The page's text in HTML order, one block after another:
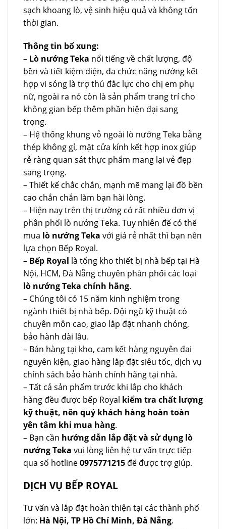
sạch khoang lò, vệ sinh hiệu quả và không tốn
thời gian.
Thông tin bổ xung:
– Lò nướng Teka nổi tiếng về chất lượng, độ
bền và tiết kiệm điện, đa chức năng nướng kết
hợp vi sóng là trợ thủ đắc lực cho chị em phụ
nữ, ngoài ra nó còn là sản phẩm trang trí cho
không gian bếp thêm phần hiện đại sang
trọng.
– Hệ thống khung vỏ ngoài lò nướng Teka bằng
thép không gỉ, mặt cửa kính kết hợp inox giúp
rễ ràng quan sát thực phẩm mang lại vẻ đẹp
sang trọng.
– Thiết kế chắc chắn, mạnh mẽ mang lại đồ bền
cao chắn chắn làm bạn hài lòng.
– Hiện nay trên thị trường có rất nhiều đơn vị
phân phối lò nướng Teka. Tuy nhiên để có thể
mua lò nướng Teka với giá rẻ nhất thì bạn nên
lựa chọn Bếp Royal.
– Bếp Royal là tổng kho thiết bị nhà bếp tại Hà
Nội, HCM, Đà Nẵng chuyên phân phối các loại
lò nướng Teka chính hãng.
– Chúng tôi có 15 năm kinh nghiệm trong
ngành thiết bị nhà bếp. Đội ngũ kỹ thuật có
chuyên môn cao, giao lắp đặt nhanh chóng,
bảo hành dài lâu.
– Bán hàng tại kho, cam kết hàng nguyên đai
nguyên kiện, giao hàng lắp đặt siêu tốc, dịch vụ
chính sách bảo hành chính hãng tại nhà.
– Tất cả sản phẩm trước khi lắp cho khách
hàng đều được bếp Royal kiểm tra chất lượng
kỹ thuật, nên quý khách hàng hoàn toàn
yên tâm khi mua hàng.
– Bạn cần hướng dẫn lắp đặt và sử dụng lò
nướng Teka vui lòng liên hệ tư vấn trực tiếp
qua số hotline0975771215 để được trợ giúp.
DỊCH VỤ BẾP ROYAL
Tư vấn và lắp đặt hoàn thiện tại các thành phố
lớn: Hà Nội, TP Hồ Chí Minh, Đà Nẵng.